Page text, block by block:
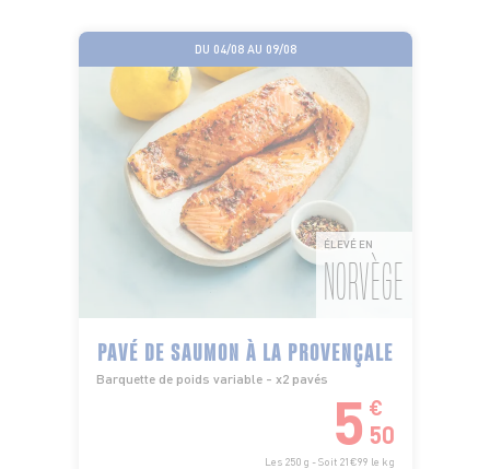
DU 04/08 AU 09/08
ÉLEVÉ EN
NORVÈGE
PAVÉ DE SAUMON À LA PROVENÇALE
Barquette de poids variable - x2 pavés
5 €
50
Les 250 g - Soit 21€99 le kg